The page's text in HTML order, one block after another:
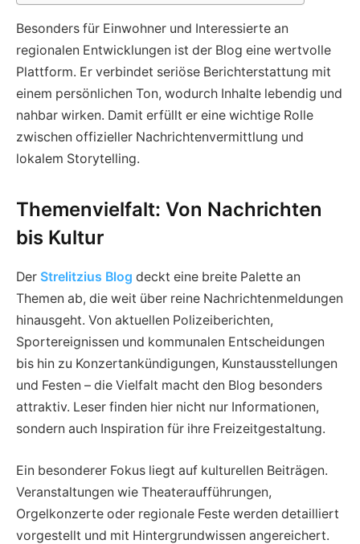
Besonders für Einwohner und Interessierte an
regionalen Entwicklungen ist der Blog eine wertvolle
Plattform. Er verbindet seriöse Berichterstattung mit
einem persönlichen Ton, wodurch Inhalte lebendig und
nahbar wirken. Damit erfüllt er eine wichtige Rolle
zwischen offizieller Nachrichtenvermittlung und
lokalem Storytelling.
Themenvielfalt: Von Nachrichten
bis Kultur
Der Strelitzius Blog deckt eine breite Palette an
Themen ab, die weit über reine Nachrichtenmeldungen
hinausgeht. Von aktuellen Polizeiberichten,
Sportereignissen und kommunalen Entscheidungen
bis hin zu Konzertankündigungen, Kunstausstellungen
und Festen – die Vielfalt macht den Blog besonders
attraktiv. Leser finden hier nicht nur Informationen,
sondern auch Inspiration für ihre Freizeitgestaltung.
Ein besonderer Fokus liegt auf kulturellen Beiträgen.
Veranstaltungen wie Theateraufführungen,
Orgelkonzerte oder regionale Feste werden detailliert
vorgestellt und mit Hintergrundwissen angereichert.